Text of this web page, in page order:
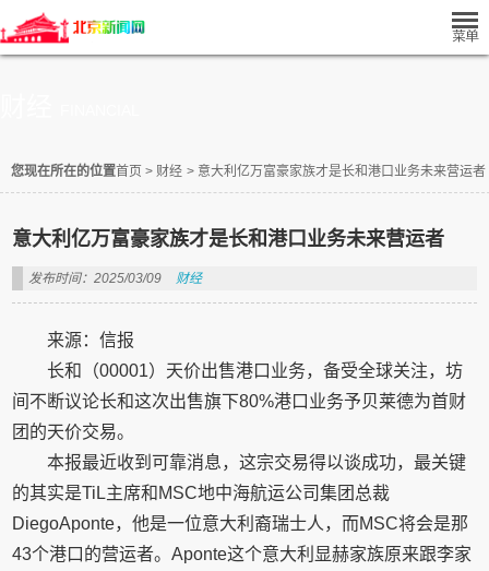
您现在所在的位置首页 > 财经 > 意大利亿万富豪家族才是长和港口业务未来营运者
意大利亿万富豪家族才是长和港口业务未来营运者
发布时间：2025/03/09 财经
来源：信报
长和（00001）天价出售港口业务，备受全球关注，坊
间不断议论长和这次出售旗下80%港口业务予贝莱德为首财
团的天价交易。
本报最近收到可靠消息，这宗交易得以谈成功，最关键
的其实是TiL主席和MSC地中海航运公司集团总裁
DiegoAponte，他是一位意大利裔瑞士人，而MSC将会是那
43个港口的营运者。Aponte这个意大利显赫家族原来跟李家